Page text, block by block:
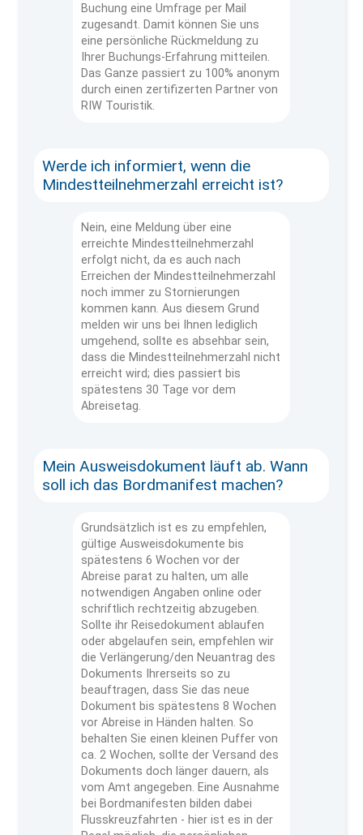
Buchung eine Umfrage per Mail
zugesandt. Damit können Sie uns
eine persönliche Rückmeldung zu
Ihrer Buchungs-Erfahrung mitteilen.
Das Ganze passiert zu 100% anonym
durch einen zertifizerten Partner von
RIW Touristik.
Werde ich informiert, wenn die
Mindestteilnehmerzahl erreicht ist?
Nein, eine Meldung über eine
erreichte Mindestteilnehmerzahl
erfolgt nicht, da es auch nach
Erreichen der Mindestteilnehmerzahl
noch immer zu Stornierungen
kommen kann. Aus diesem Grund
melden wir uns bei Ihnen lediglich
umgehend, sollte es absehbar sein,
dass die Mindestteilnehmerzahl nicht
erreicht wird; dies passiert bis
spätestens 30 Tage vor dem
Abreisetag.
Mein Ausweisdokument läuft ab. Wann
soll ich das Bordmanifest machen?
Grundsätzlich ist es zu empfehlen,
gültige Ausweisdokumente bis
spätestens 6 Wochen vor der
Abreise parat zu halten, um alle
notwendigen Angaben online oder
schriftlich rechtzeitig abzugeben.
Sollte ihr Reisedokument ablaufen
oder abgelaufen sein, empfehlen wir
die Verlängerung/den Neuantrag des
Dokuments Ihrerseits so zu
beauftragen, dass Sie das neue
Dokument bis spätestens 8 Wochen
vor Abreise in Händen halten. So
behalten Sie einen kleinen Puffer von
ca. 2 Wochen, sollte der Versand des
Dokuments doch länger dauern, als
vom Amt angegeben. Eine Ausnahme
bei Bordmanifesten bilden dabei
Flusskreuzfahrten - hier ist es in der